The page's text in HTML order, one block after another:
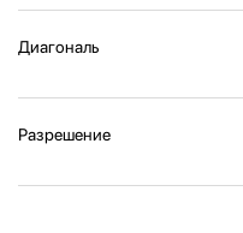
Диагональ
Разрешение